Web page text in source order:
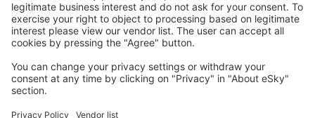
Atraktivní ceny a speciální nabídky pro přihlášené
uživatele.
Vyberte si z více než 1.3 milionu zařízení: hotelů,
apartmánů, chat a dalších.